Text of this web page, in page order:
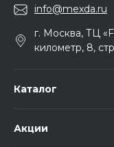
info@mexda.ru
г. Москва, ТЦ
километр, 8,
Каталог
Акции